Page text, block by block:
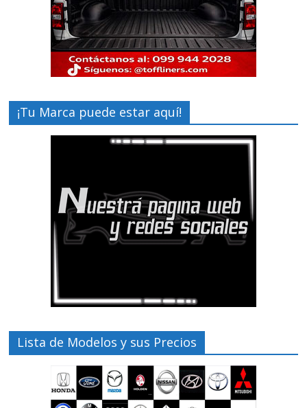
¡Tu Marca puede estar aquí!
Lista de Modelos y sus Precios